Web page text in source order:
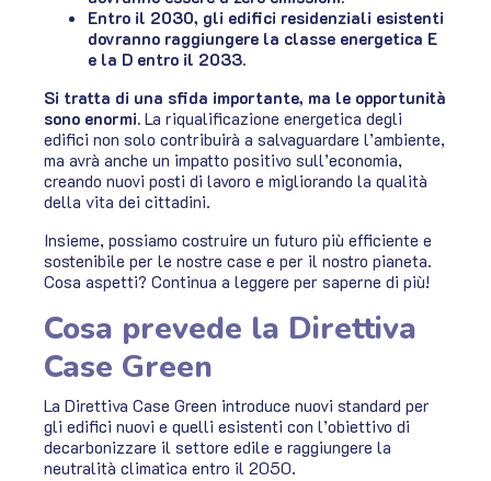
Entro il 2030, gli edifici residenziali esistenti
dovranno raggiungere la classe energetica E
e la D entro il 2033.
Si tratta di una sfida importante, ma le opportunità
sono enormi. La riqualificazione energetica degli
edifici non solo contribuirà a salvaguardare l’ambiente,
ma avrà anche un impatto positivo sull’economia,
creando nuovi posti di lavoro e migliorando la qualità
della vita dei cittadini.
Insieme, possiamo costruire un futuro più efficiente e
sostenibile per le nostre case e per il nostro pianeta.
Cosa aspetti? Continua a leggere per saperne di più!
Cosa prevede la Direttiva
Case Green
La Direttiva Case Green introduce nuovi standard per
gli edifici nuovi e quelli esistenti con l’obiettivo di
decarbonizzare il settore edile e raggiungere la
neutralità climatica entro il 2050.